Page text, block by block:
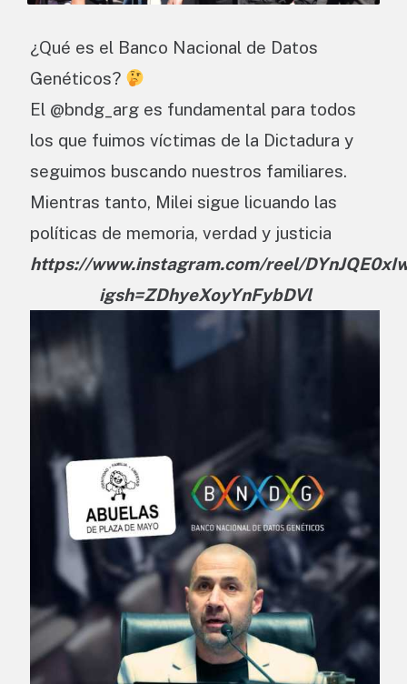
¿Qué es el Banco Nacional de Datos
Genéticos?
El @bndg_arg es fundamental para todos
los que fuimos víctimas de la Dictadura y
seguimos buscando nuestros familiares.
Mientras tanto, Milei sigue licuando las
políticas de memoria, verdad y justicia
https://www.instagram.com/reel/
igsh=ZDhyeXoyYnFybDVl